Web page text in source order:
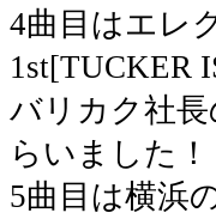
4曲目はエレ
1st[TUCKER
バリカク社
らいました！
5曲目は横浜